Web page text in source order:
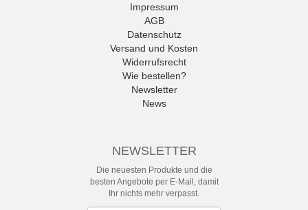
Impressum
AGB
Datenschutz
Versand und Kosten
Widerrufsrecht
Wie bestellen?
Newsletter
News
NEWSLETTER
Die neuesten Produkte und die
besten Angebote per E-Mail, damit
Ihr nichts mehr verpasst.